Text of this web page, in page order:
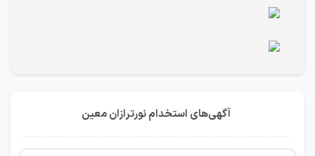
آگهی‌های استخدام نورترازان معین